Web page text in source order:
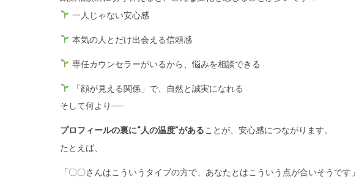
一人じゃない安心感
本気の人とだけ出会える信頼感
専任カウンセラーがいるから、悩みを相談できる
「顔が見える関係」で、自然と誠実になれる
そして何より──
プロフィールの裏に“人の温度”があることが、安心感につながります。
たとえば、
「〇〇さんはこういうタイプの方で、あなたとはこういう点が合いそうです